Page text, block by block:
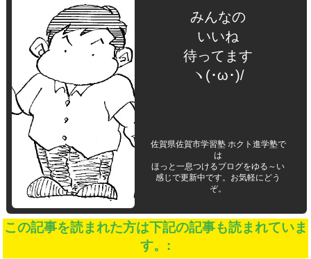
みんなの
いいね
待ってます
ヽ(･ω･)/
佐賀県佐賀市学習塾 ホクト進学塾で
は
ほっと一息つけるブログをゆる～い
感じで更新中です。お気軽にどう
ぞ。
この記事を読まれた方は下記の記事も読まれていま
す。: